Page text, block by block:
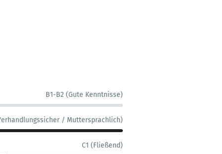
B1-B2 (Gute Kenntnisse)
/ Muttersprachlich)
C1 (Fließend)